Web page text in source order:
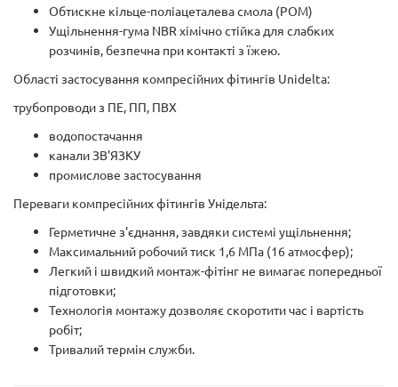
Обтискне кільце-поліацеталева смола (РОМ)
Ущільнення-гума NBR хімічно стійка для слабких
розчинів, безпечна при контакті з їжею.
Області застосування компресійних фітингів Unidelta:
трубопроводи з ПЕ, ПП, ПВХ
водопостачання
канали ЗВ'ЯЗКУ
промислове застосування
Переваги компресійних фітингів Унідельта:
Герметичне з'єднання, завдяки системі ущільнення;
Максимальний робочий тиск 1,6 МПа (16 атмосфер);
Легкий і швидкий монтаж-фітінг не вимагає попередньої
підготовки;
Технологія монтажу дозволяє скоротити час і вартість
робіт;
Тривалий термін служби.